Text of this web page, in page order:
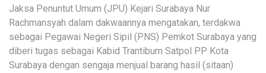
Jaksa Penuntut Umum (JPU) Kejari Surabaya Nur
Rachmansyah dalam dakwaannya mengatakan, terdakwa
sebagai Pegawai Negeri Sipil (PNS) Pemkot Surabaya yang
diberi tugas sebagai Kabid Trantibum Satpol PP Kota
Surabaya dengan sengaja menjual barang hasil (sitaan)